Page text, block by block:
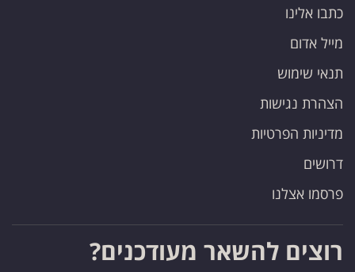
כתבו אלינו
מייל אדום
תנאי שימוש
הצהרת נגישות
מדיניות הפרטיות
דרושים
פרסמו אצלנו
רוצים להשאר מעודכנים?